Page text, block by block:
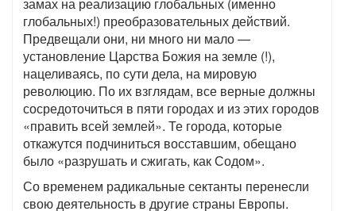
замах на реализацию глобальных (именно
глобальных!) преобразовательных действий.
Предвещали они, ни много ни мало —
установление Царства Божия на земле (!),
нацеливаясь, по сути дела, на мировую
революцию. По их взглядам, все верные должны
сосредоточиться в пяти городах и из этих городов
«править всей землей». Те города, которые
откажутся подчиниться восставшим, обещано
было «разрушать и сжигать, как Содом».
Со временем радикальные сектанты перенесли
свою деятельность в другие страны Европы.